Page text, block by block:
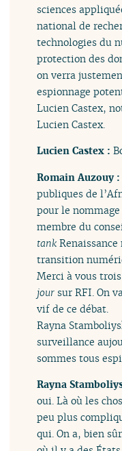
sciences
national de
technologies du
protection des
on verra
espionnage
Lucien Castex,
Lucien Castex.
Lucien Castex :
Romain Auzouy
publiques de
pour le
membre du
tank
transition
Merci à vous
jour sur RFI. On
vif de ce débat.
Rayna
surveillance
sommes tous
Rayna
oui. Là où les
peu plus
qui. On a, bien